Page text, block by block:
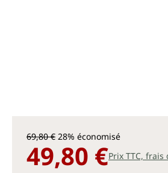
69,80 € 28% économisé
49,80 €Prix TTC,